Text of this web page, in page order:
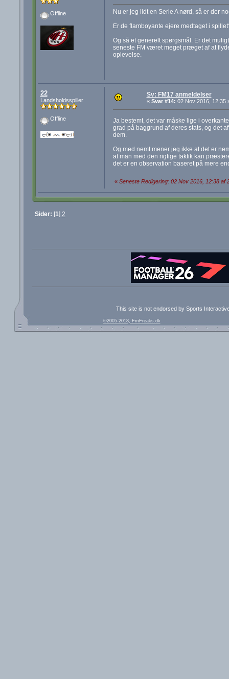
Offline
Nu er jeg lidt en Serie A nørd, så er der
Er de flamboyante ejere medtaget i
Og så et generelt spørgsmål. Er det
seneste FM været meget præget af at
oplevelse.
22
Landsholdsspiller
Offline
Sv: FM17 anmeldelser
« Svar #14: 02 Nov 2016, 12:35
Ja bestemt, det var måske lige i
grad på baggrund af deres stats, og det
dem.
Og med nemt mener jeg ikke at det er
at man med den rigtige taktik kan
det er en observation baseret på mere
« Seneste Redigering: 02 Nov 2016, 12:38 af
Sider: [1] 2
This site is not endorsed by Sports
©2005-2018, FmFreaks.dk